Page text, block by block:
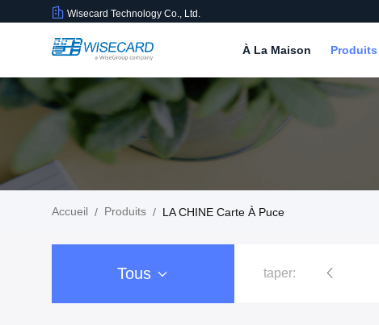
Wisecard Technology Co., Ltd.
À La Maison Produits
Accueil / Produits / LA CHINE Carte À Puce
Tous taper:
Solutions de cartes à puce